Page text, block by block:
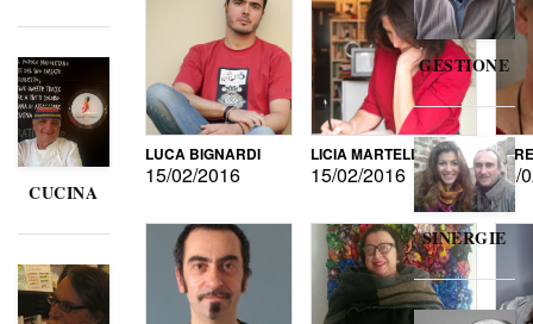
CUCINA
LUCA BIGNARDI
15/02/2016
LICIA MARTELLI
15/02/2016 15/
GESTIONE
SINERGIE